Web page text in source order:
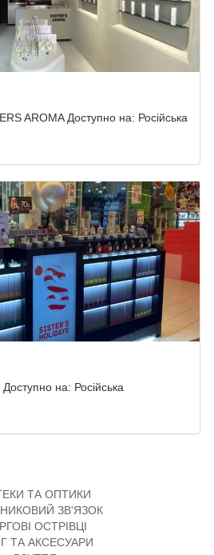
AROMA Доступно на: Російська
на: Російська
ТА ОПТИКИ
ЗВ'ЯЗОК
ОСТРІВЦІ
ТА АКСЕСУАРИ